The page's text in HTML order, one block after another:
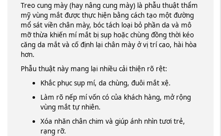
Treo cung mày (hay nâng cung mày) là phẫu thuật thẩm
mỹ vùng mắt được thực hiện bằng cách tạo một đường
mổ sát viền chân mày, bóc tách loại bỏ phần da và mô
mỡ thừa khiến mí mắt bị sụp hoặc chùng đồng thời kéo
căng da mắt và cố định lại chân mày ở vị trí cao, hài hòa
hơn.
Phẫu thuật này mang lại nhiều cải thiện rõ rệt:
Khắc phục sụp mí, da chùng, đuôi mắt xệ.
Làm rõ nếp mí vốn có của khách hàng, mở rộng
vùng mắt tự nhiên.
Xóa nhăn chân chim và giúp ánh nhìn tươi trẻ,
rạng rỡ.